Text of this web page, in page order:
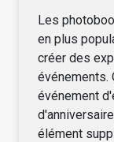
Les
en plus
créer des
événements.
événement
élément